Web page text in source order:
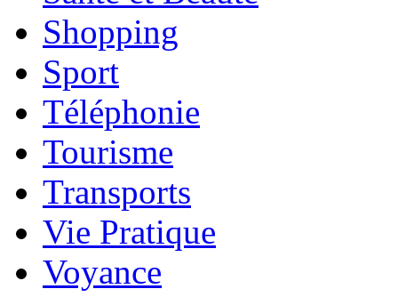
Shopping
Sport
Téléphonie
Tourisme
Transports
Vie Pratique
Voyance